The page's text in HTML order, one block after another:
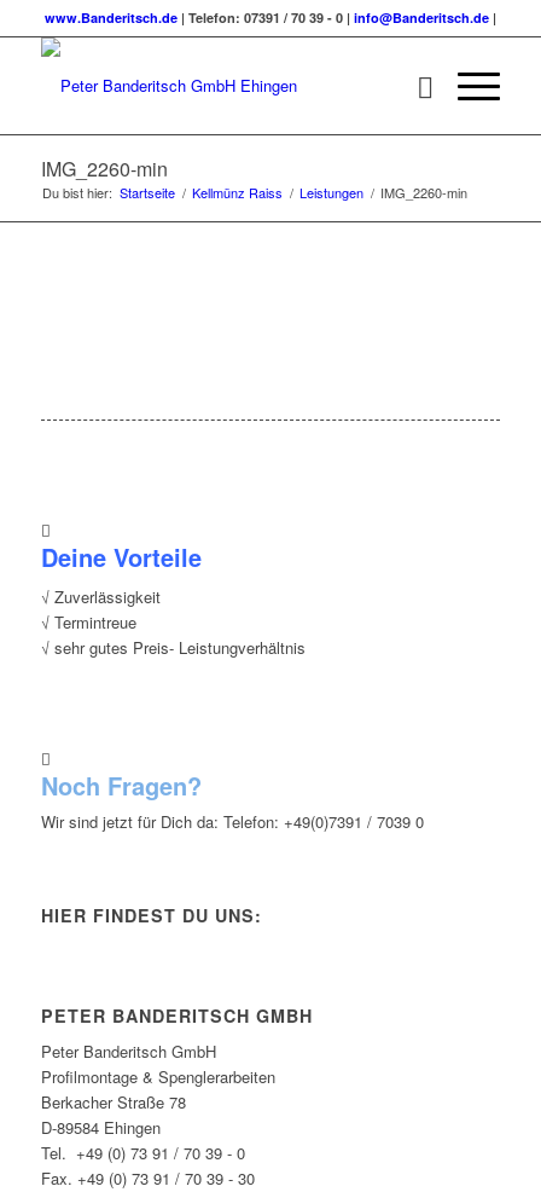
www.Banderitsch.de| Telefon: 07391 / 70 39 - 0 | info@Banderitsch.de |
IMG_2260-min
Du bist hier: Startseite / Kellmünz Raiss / Leistungen / IMG_2260-min
Deine Vorteile
√ Zuverlässigkeit
√ Termintreue
√ sehr gutes Preis- Leistungverhältnis
Noch Fragen?
Wir sind jetzt für Dich da: Telefon: +49(0)7391 / 7039 0
HIER FINDEST DU UNS:
PETER BANDERITSCH GMBH
Peter Banderitsch GmbH
Profilmontage & Spenglerarbeiten
Berkacher Straße 78
D-89584 Ehingen
Tel. +49 (0) 73 91 / 70 39 - 0
Fax. +49 (0) 73 91 / 70 39 - 30